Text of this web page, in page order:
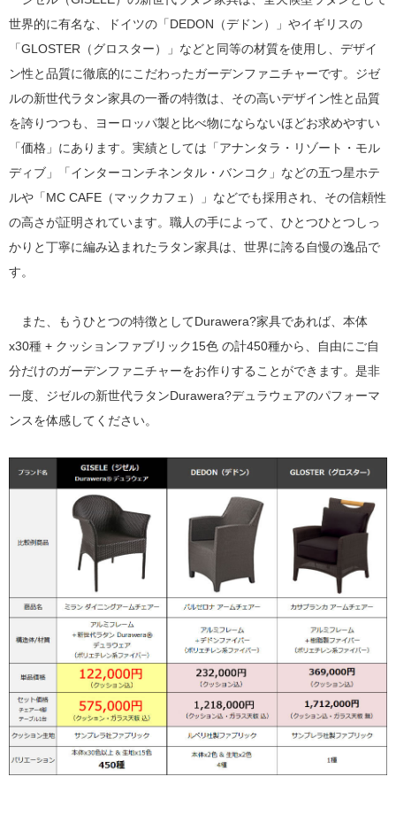
世界的に有名な、ドイツの「DEDON（デドン）」やイギリスの
「GLOSTER（グロスター）」などと同等の材質を使用し、デザイ
ン性と品質に徹底的にこだわったガーデンファニチャーです。ジゼ
ルの新世代ラタン家具の一番の特徴は、その高いデザイン性と品質
を誇りつつも、ヨーロッパ製と比べ物にならないほどお求めやすい
「価格」にあります。実績としては「アナンタラ・リゾート・モル
ディブ」「インターコンチネンタル・バンコク」などの五つ星ホテ
ルや「MC CAFE（マックカフェ）」などでも採用され、その信頼性
の高さが証明されています。職人の手によって、ひとつひとつしっ
かりと丁寧に編み込まれたラタン家具は、世界に誇る自慢の逸品で
す。
また、もうひとつの特徴としてDurawera?家具であれば、本体
x30種 + クッションファブリック15色 の計450種から、自由にご自
分だけのガーデンファニチャーをお作りすることができます。是非
一度、ジゼルの新世代ラタンDurawera?デュラウェアのパフォーマ
ンスを体感してください。